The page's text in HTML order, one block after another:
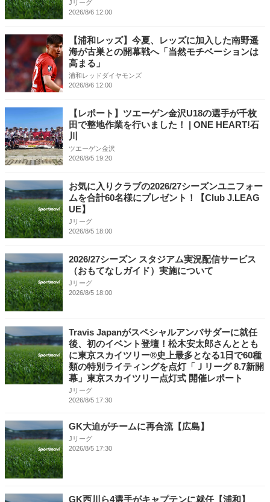
Jリーグ
2026/8/6 12:00
【浦和レッズ】今夏、レッズに加入した南野遥
海が古巣との開幕戦へ「当然モチベーションは
高まる」
浦和レッドダイヤモンズ
2026/8/6 12:00
【レポート】ツエーゲン金沢U18の選手が千枚
田で整地作業を行いました！ | ONE HEART!石
川
ツエーゲン金沢
2026/8/5 19:20
お気に入りクラブの2026/27シーズンユニフォー
ムを合計60名様にプレゼント！【Club J.LEAG
UE】
Jリーグ
2026/8/5 18:00
2026/27シーズン スタジアム実況配信サービス
（おもてなしガイド）実施について
Jリーグ
2026/8/5 18:00
Travis Japanがスペシャルアンバサダーに就任
後、初のイベント登壇！松木安太郎さんととも
に東京スカイツリー®史上最多となる1日で60種
類の特別ライティングを点灯「Ｊリーグ 8.7新開
幕」東京スカイツリー点灯式 開催レポート
Jリーグ
2026/8/5 17:30
GK大迫がチームに再合流【広島】
Jリーグ
2026/8/5 17:30
GK西川ら4選手がキャプテンに就任【浦和】